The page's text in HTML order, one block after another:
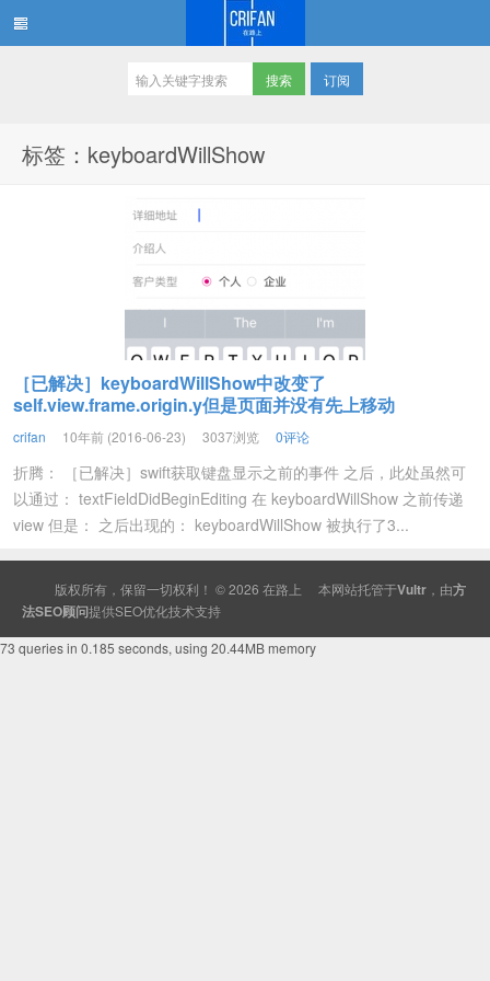
订阅
标签：keyboardWillShow
［已解决］keyboardWillShow中改变了
self.view.frame.origin.y但是页面并没有先上移动
crifan 10年前 (2016-06-23) 3037浏览 0评论
折腾： ［已解决］swift获取键盘显示之前的事件 之后，此处虽然可
以通过： textFieldDidBeginEditing 在 keyboardWillShow 之前传递
view 但是： 之后出现的： keyboardWillShow 被执行了3...
版权所有，保留一切权利！ © 2026 在路上 本网站托管于Vultr ，由方
法SEO顾问提供SEO优化技术支持
73 queries in 0.185 seconds, using 20.44MB memory